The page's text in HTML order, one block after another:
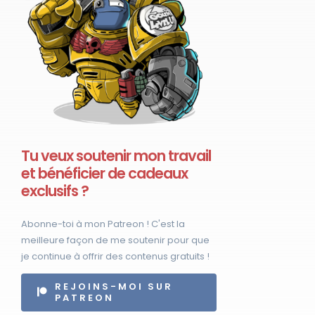
Tu veux soutenir mon travail
et bénéficier de cadeaux
exclusifs ?
Abonne-toi à mon Patreon ! C'est la
meilleure façon de me soutenir pour que
je continue à offrir des contenus gratuits !
REJOINS-MOI SUR
PATREON